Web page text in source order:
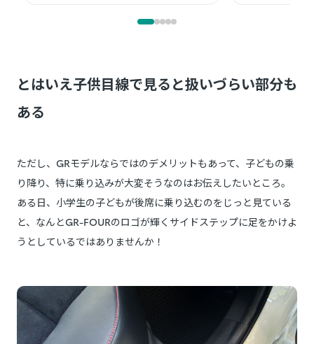
とはいえ子供目線で見ると扱いづらい部分も
ある
ただし、GRモデルならではのデメリットもあって、子どもの乗
り降り、特に乗り込みが大変そうなのはお伝えしたいところ。
ある日、小学生の子どもが後席に乗り込むのをじっと見ている
と、なんとGR-FOURのロゴが輝くサイドステップに足をかけよ
うとしているではありませんか！